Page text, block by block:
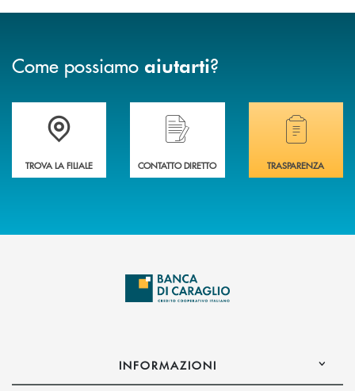
Come possiamo aiutarti?
Accedi all' elenco completo delle filiali di Banca di Caraglio.
TROVA LA FILIALE
Hai bisogno di assistenza immediata?
CONTATTO DIRETTO
Hai bisogno di
TRASPARENZA
INFORMAZIONI